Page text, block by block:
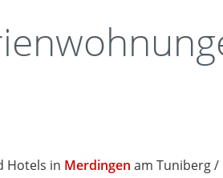
Hotels in Merdingen am Tuniberg /